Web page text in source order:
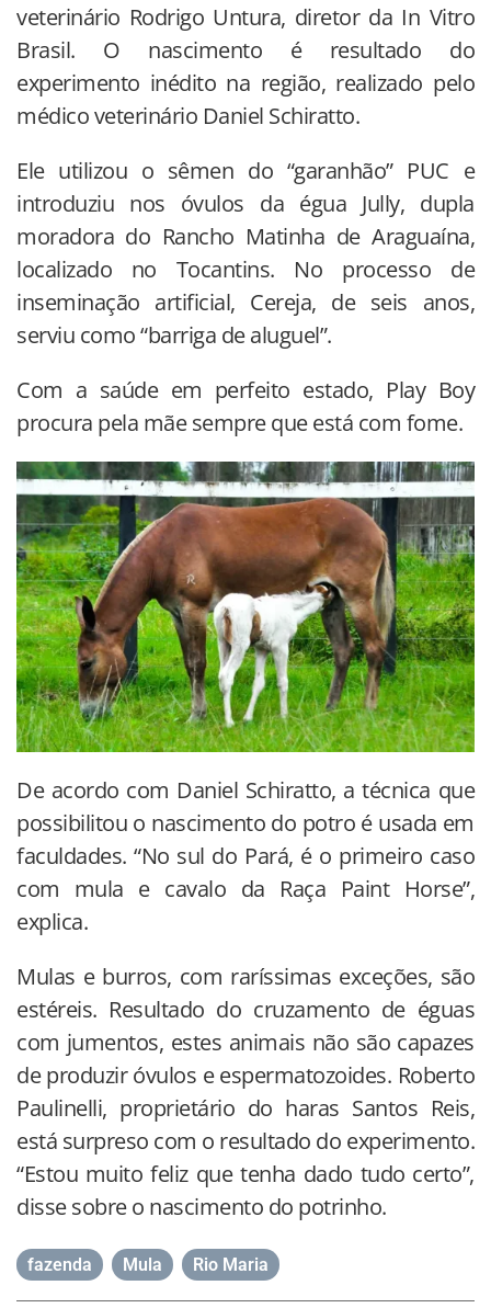
veterinário Rodrigo Untura, diretor da In Vitro
Brasil. O nascimento é resultado do
experimento inédito na região, realizado pelo
médico veterinário Daniel Schiratto.
Ele utilizou o sêmen do “garanhão” PUC e
introduziu nos óvulos da égua Jully, dupla
moradora do Rancho Matinha de Araguaína,
localizado no Tocantins. No processo de
inseminação artificial, Cereja, de seis anos,
serviu como “barriga de aluguel”.
Com a saúde em perfeito estado, Play Boy
procura pela mãe sempre que está com fome.
De acordo com Daniel Schiratto, a técnica que
possibilitou o nascimento do potro é usada em
faculdades. “No sul do Pará, é o primeiro caso
com mula e cavalo da Raça Paint Horse”,
explica.
Mulas e burros, com raríssimas exceções, são
estéreis. Resultado do cruzamento de éguas
com jumentos, estes animais não são capazes
de produzir óvulos e espermatozoides. Roberto
Paulinelli, proprietário do haras Santos Reis,
está surpreso com o resultado do experimento.
“Estou muito feliz que tenha dado tudo certo”,
disse sobre o nascimento do potrinho.
fazenda Mula Rio Maria